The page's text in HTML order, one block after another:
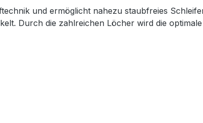
und ermöglicht nahezu staubfreies
Durch die zahlreichen Löcher wird die